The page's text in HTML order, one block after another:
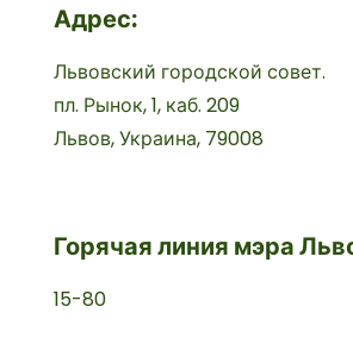
Адрес:
Львовский городской совет.
пл. Рынок, 1, каб. 209
Львов, Украина, 79008
Горячая линия мэра
15-80